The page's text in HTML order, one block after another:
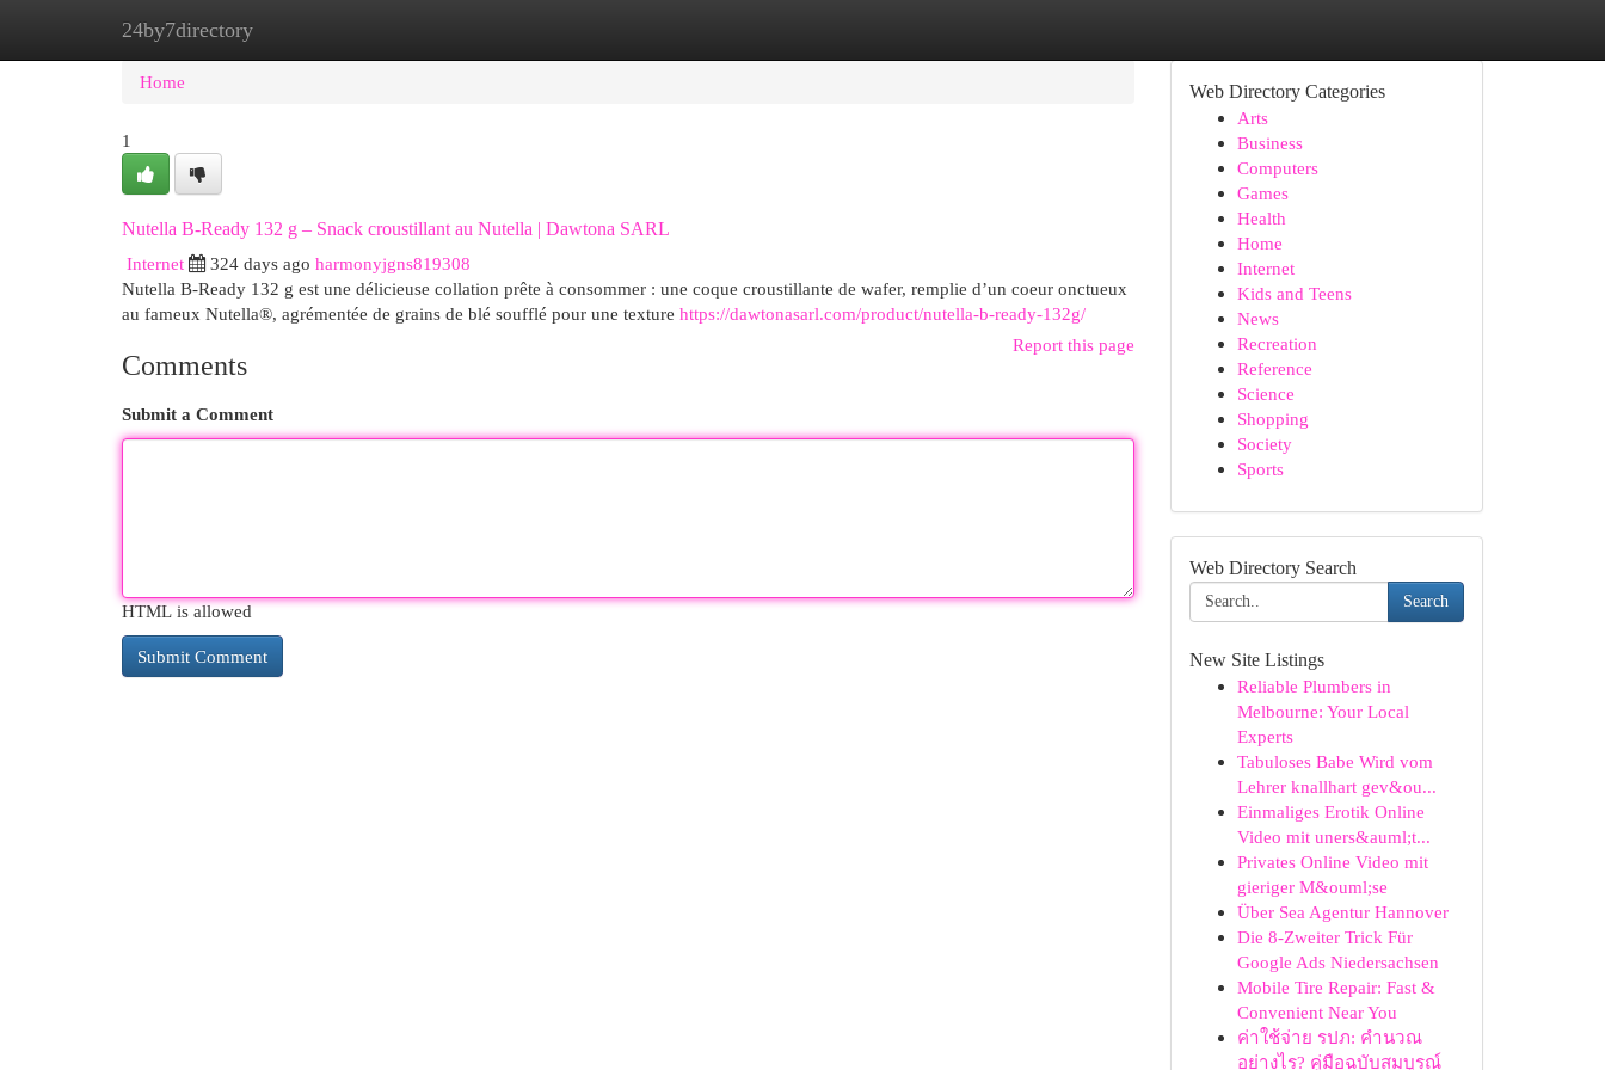
24by7directory
Home New Site Listings
Home
1
Nutella B-Ready 132 g – Snack croustillant au Nutella | Dawtona SARL
Internet
324 days ago harmonyjgns819308
Nutella B-Ready 132 g est une délicieuse collation prête à consommer : une coque croustillante de wafer, remplie d’un coeur onctueux
au fameux Nutella®, agrémentée de grains de blé soufflé pour une texture https://dawtonasarl.com/product/nutella-b-ready-132g/
Report this page
Comments
Submit a Comment
HTML is allowed
Web Directory Categories
Arts
Business
Computers
Games
Health
Home
Internet
Kids and Teens
News
Recreation
Reference
Science
Shopping
Society
Sports
Web Directory Search
Search
New Site Listings
Reliable Plumbers in
Melbourne: Your Local
Experts
Tabuloses Babe Wird vom
Lehrer knallhart gev&ou...
Einmaliges Erotik Online
Video mit uners&auml;t...
Privates Online Video mit
gieriger M&ouml;se
Über Sea Agentur Hannover
Die 8-Zweiter Trick Für
Google Ads Niedersachsen
Mobile Tire Repair: Fast &
Convenient Near You
ค่าใช้จ่าย รปภ: คำนวณ
อย่างไร? คู่มือฉบับสมบูรณ์